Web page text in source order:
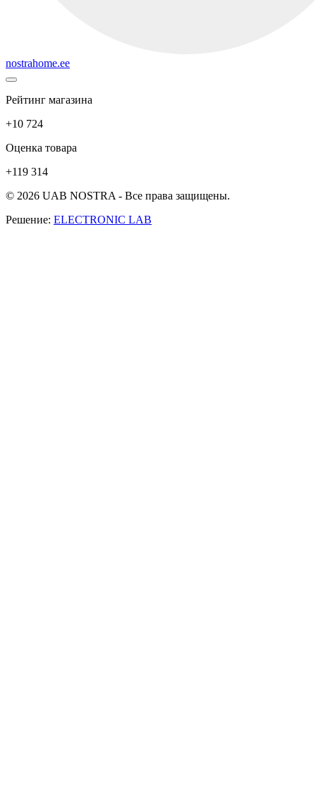
nostrahome.ee
Рейтинг магазина
+10 724
Оценка товара
+119 314
© 2026 UAB NOSTRA - Все права защищены.
Решение: ELECTRONIC LAB